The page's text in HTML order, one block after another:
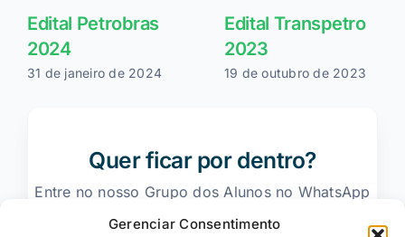
Gerenciar Consentimento
Quer ficar por dentro?
Entre no nosso Grupo dos Alunos no WhatsApp
Edital Petrobras
2024
31 de janeiro de 2024
Edital Transpetro
2023
19 de outubro de 2023